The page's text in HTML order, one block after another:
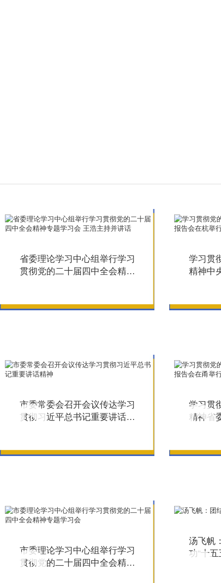
省委理论学习中心组举行学习
贯彻党的二十届四中全会精神
学习贯
精神中
市委常委会召开会议传达学习
贯彻习近平总书记重要讲话精
学习贯
精神省
市委理论学习中心组举行学习
贯彻党的二十届四中全会精神
汤飞帆
功“十五